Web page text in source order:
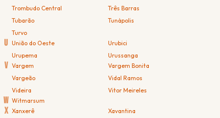
Trombudo Central
Três Barras
Tubarão
Tunápolis
Turvo
U União do Oeste
Urubici
Urupema
Urussanga
V Vargem
Vargem Bonita
Vargeão
Vidal Ramos
Videira
Vitor Meireles
W Witmarsum
X Xanxerê
Xavantina